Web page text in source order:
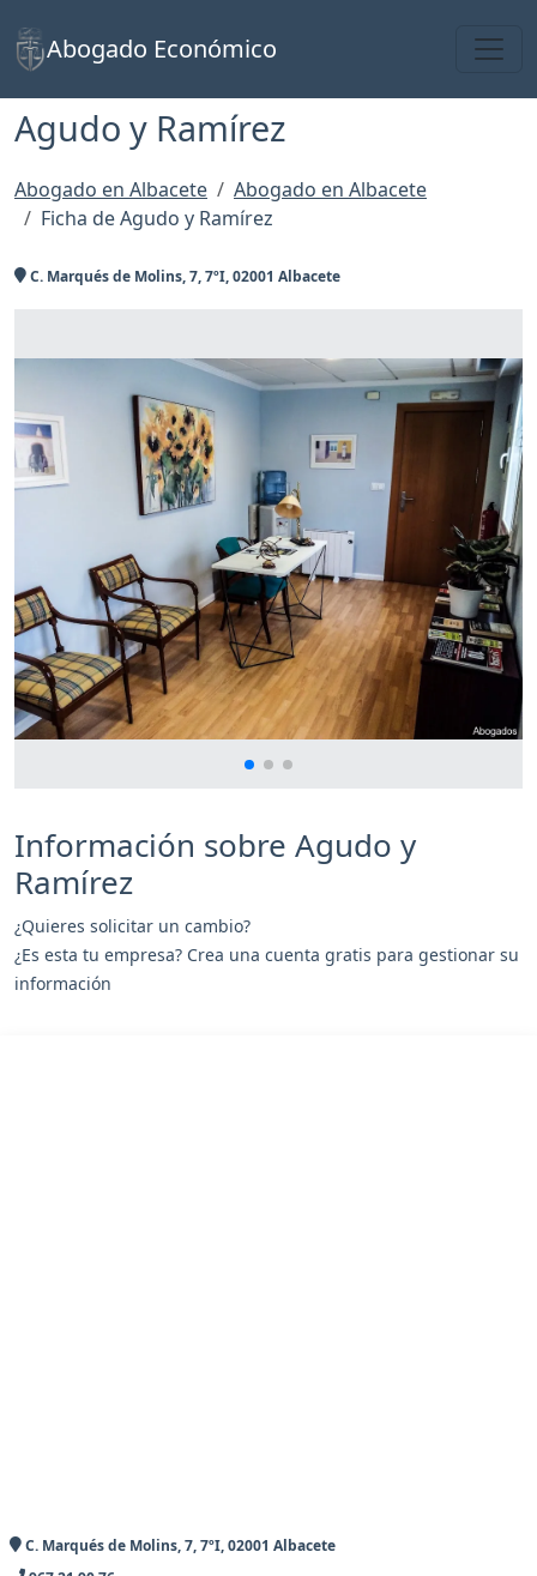
Abogado Económico
Agudo y Ramírez
Abogado en Albacete
Abogado en Albacete
Ficha de Agudo y Ramírez
C. Marqués de Molins, 7, 7ºI, 02001 Albacete
Información sobre Agudo y
Ramírez
¿Quieres solicitar un cambio?
¿Es esta tu empresa? Crea una cuenta gratis para gestionar su
información
C. Marqués de Molins, 7, 7ºI, 02001 Albacete